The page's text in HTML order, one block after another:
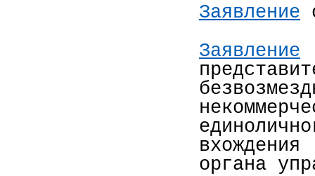
Заявление
Заявление
органа